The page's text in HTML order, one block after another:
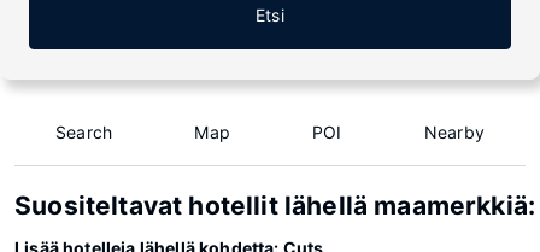
Etsi
Search Map POI Nearby
Suositeltavat hotellit lähellä
Lisää hotelleja lähellä kohdetta: Cuts